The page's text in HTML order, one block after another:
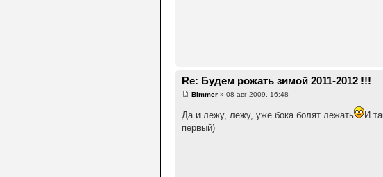
Re: Будем рожать зимой 2011-2012 !!!
Bimmer » 08 авг 2009, 16:48
Да и лежу, лежу, уже бока болят лежать
И
первый)